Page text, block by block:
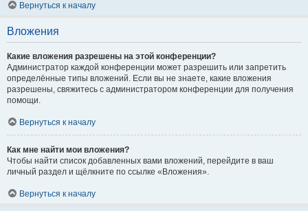
Вернуться к началу
Вложения
Какие вложения разрешены на этой конференции?
Администратор каждой конференции может разрешить или запретить
определённые типы вложений. Если вы не знаете, какие вложения
разрешены, свяжитесь с администратором конференции для получения
помощи.
Вернуться к началу
Как мне найти мои вложения?
Чтобы найти список добавленных вами вложений, перейдите в ваш
личный раздел и щёлкните по ссылке «Вложения».
Вернуться к началу